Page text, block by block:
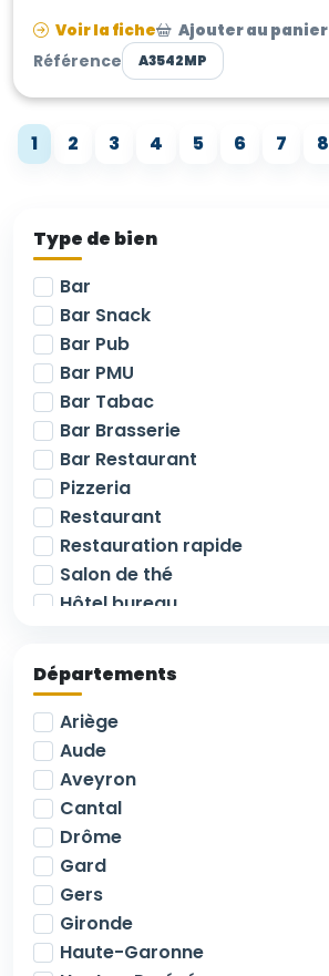
Voir la fiche Ajouter au panier
Référence A3542MP
1 2 3 4 5 6 7 8
Type de bien
Bar
Bar Snack
Bar Pub
Bar PMU
Bar Tabac
Bar Brasserie
Bar Restaurant
Pizzeria
Restaurant
Restauration rapide
Salon de thé
Hôtel bureau
Alimentation
Supérette
Droit au bail
Immeuble commercial / mixte
Murs commerciaux libres
Terrain
Murs commerciaux loués
Epicerie - Primeur
Terminal de cuisson
Camping
Départements
Ariège
Aude
Aveyron
Cantal
Drôme
Gard
Gers
Gironde
Haute-Garonne